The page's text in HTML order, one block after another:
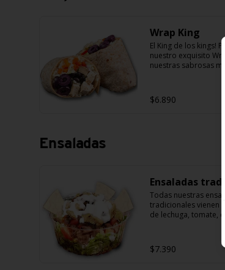
Wrap King
El King de los kings!
nuestro exquisito
nuestras sabrosas
Pancho Villa,
arroz, porotos
pollo, aceitunas
morron y salsa en
$6.890
Ensaladas
Ensaladas
Todas nuestras
tradicionales vienen
de lechuga, tomate,
yogurth. Solo tienes
la proteína que más
$7.390